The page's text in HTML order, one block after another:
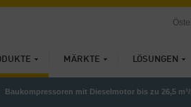
MÄRKTE LÖSUNGEN
Baukompressoren mit Dieselmotor bis zu 26,5